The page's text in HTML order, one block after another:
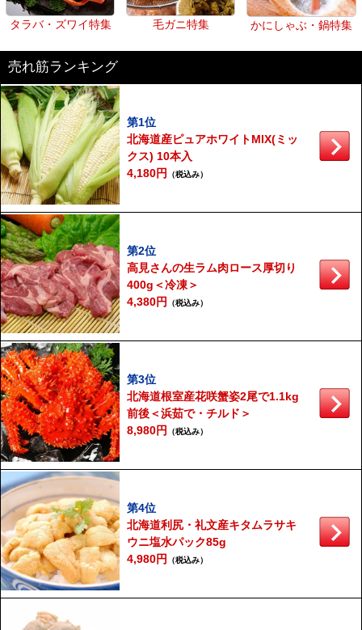
タラバ・ズワイ特集 毛ガニ特集 かにしゃぶ・鍋特集
売れ筋ランキング
第1位
北海道産ピュアホワイトMIX(ミッ
クス) 10本入
4,180円
（税込み）
第2位
高見さんの生ラム肉ロース厚切り
400g＜冷凍＞
4,380円
（税込み）
第3位
北海道根室産花咲蟹姿2尾で1.1kg
前後＜浜茹で・チルド＞
8,980円
（税込み）
第4位
北海道利尻・礼文産キタムラサキ
ウニ塩水パック85g
4,980円
（税込み）